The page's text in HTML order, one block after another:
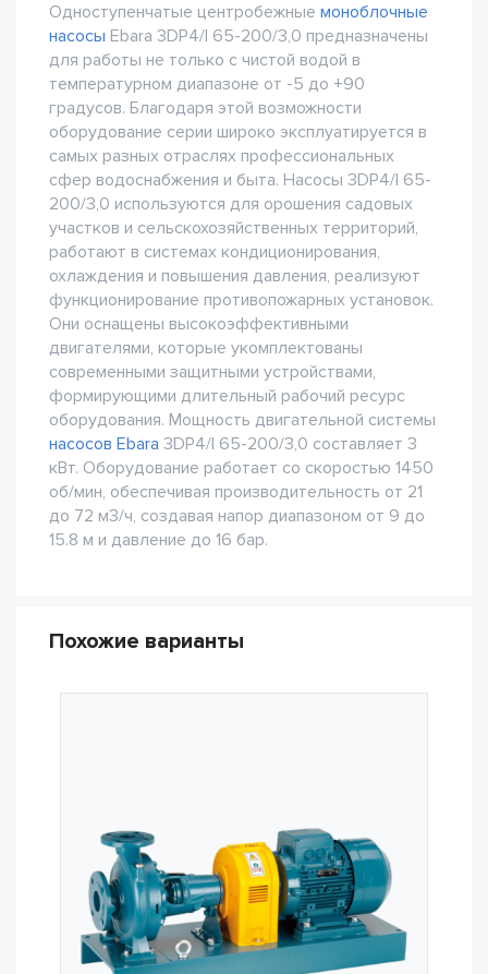
Одноступенчатые центробежные моноблочные
насосы Ebara 3DP4/I 65-200/3,0 предназначены
для работы не только с чистой водой в
температурном диапазоне от -5 до +90
градусов. Благодаря этой возможности
оборудование серии широко эксплуатируется в
самых разных отраслях профессиональных
сфер водоснабжения и быта. Насосы 3DP4/I 65-
200/3,0 используются для орошения садовых
участков и сельскохозяйственных территорий,
работают в системах кондиционирования,
охлаждения и повышения давления, реализуют
функционирование противопожарных установок.
Они оснащены высокоэффективными
двигателями, которые укомплектованы
современными защитными устройствами,
формирующими длительный рабочий ресурс
оборудования. Мощность двигательной системы
насосов Ebara 3DP4/I 65-200/3,0 составляет 3
кВт. Оборудование работает со скоростью 1450
об/мин, обеспечивая производительность от 21
до 72 м3/ч, создавая напор диапазоном от 9 до
15.8 м и давление до 16 бар.
Похожие варианты